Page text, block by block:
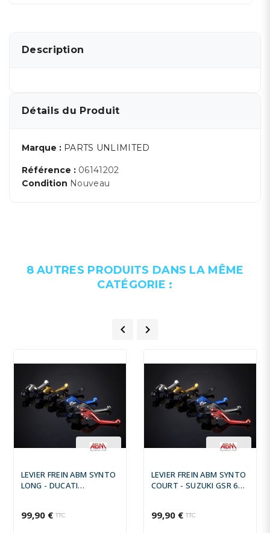
Description
Détails du Produit
Marque : PARTS UNLIMITED
Référence : 06141202
Condition Nouveau
8 AUTRES PRODUITS DANS LA MÊME
CATÉGORIE :
 
LEVIER FREIN ABM SYNTO
LONG - DUCATI
99,90 € TTC
LEVIER FREIN ABM SYNTO
COURT - SUZUKI GSR 600
99,90 € TTC